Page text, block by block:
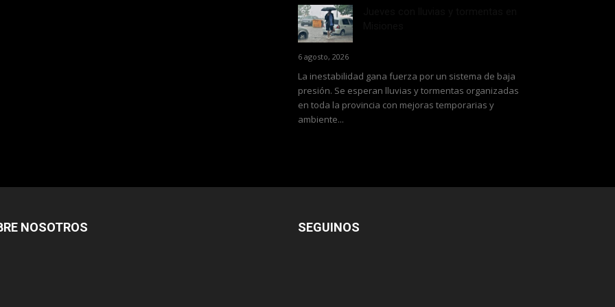
6 agosto, 2026
La inestabilidad gana fuerza por un sistema de baja
presión. Se esperan lluvias y tormentas organizadas
en toda la provincia con mejoras temporarias y
ambiente...
NOSOTROS SEGUINOS